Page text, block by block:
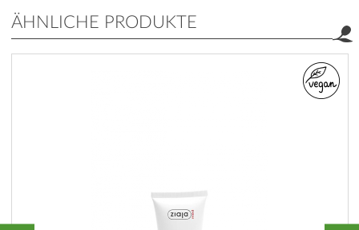
ÄHNLICHE PRODUKTE